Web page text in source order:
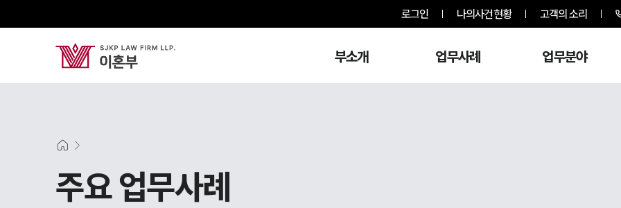
로그인 나의사건현황 고객의 소리
부소개 업무사례 업무분야
주요 업무사례